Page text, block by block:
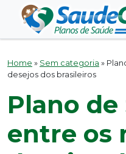
Home » Sem categoria »
desejos dos brasileiros
Plano de
entre os